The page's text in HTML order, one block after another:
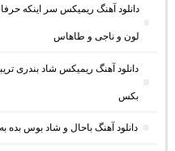
دانلود آهنگ ریمیکس سر اینکه
لون و ناجی و طاهاس
دانلود آهنگ ریمیکس شاد بندری
بکس
دانلود آهنگ باحال و شاد بوس بده